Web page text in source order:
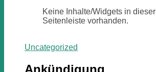
Keine Inhalte/Widgets in dieser
Seitenleiste vorhanden.
Uncategorized
Ankündigung